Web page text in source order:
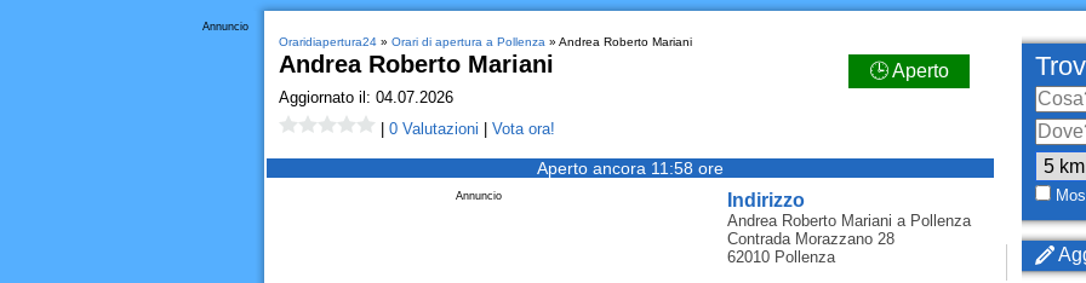
Annuncio
Oraridiapertura24» Orari di apertura a Pollenza » Andrea Roberto Mariani
Andrea Roberto Mariani 🕒 Aperto
Aggiornato il: 04.07.2026
0 Valutazioni Vota ora!
Aperto ancora 11:58 ore
Indirizzo
Andrea Roberto Mariani a Pollenza
Contrada Morazzano 28
62010 Pollenza
Annuncio